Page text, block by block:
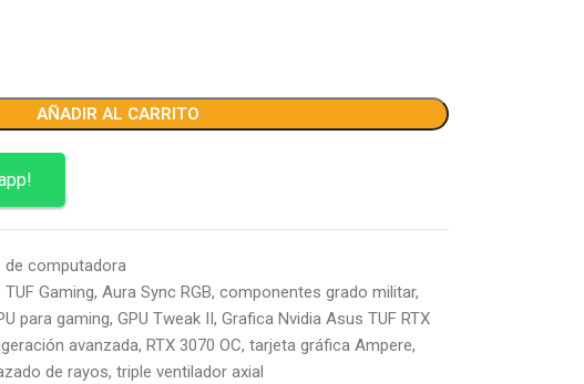
AÑADIR AL CARRITO
de computadora
Gaming, Aura Sync RGB, componentes grado militar,
para gaming, GPU Tweak II, Grafica Nvidia Asus TUF RTX
avanzada, RTX 3070 OC, tarjeta gráfica Ampere,
de rayos, triple ventilador axial